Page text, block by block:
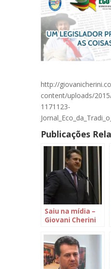
http://
content/uploads/
1171123-
Publicações
Saiu na mídia –
Giovani Cherini
aprovação da
proposta que
reduz o número
de ministérios